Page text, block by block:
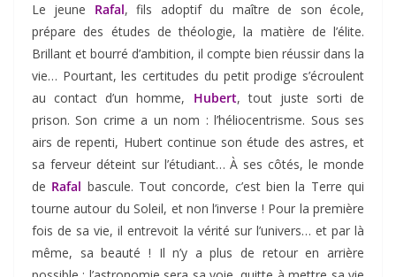
Le jeune Rafal, fils adoptif du maître de son école,
prépare des études de théologie, la matière de l’élite.
Brillant et bourré d’ambition, il compte bien réussir dans la
vie… Pourtant, les certitudes du petit prodige s’écroulent
au contact d’un homme, Hubert, tout juste sorti de
prison. Son crime a un nom : l’héliocentrisme. Sous ses
airs de repenti, Hubert continue son étude des astres, et
sa ferveur déteint sur l’étudiant… À ses côtés, le monde
de Rafal bascule. Tout concorde, c’est bien la Terre qui
tourne autour du Soleil, et non l’inverse ! Pour la première
fois de sa vie, il entrevoit la vérité sur l’univers… et par là
même, sa beauté ! Il n’y a plus de retour en arrière